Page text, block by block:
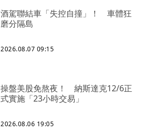
酒駕聯結車「失控自撞」！ 車體狂
磨分隔島
2026.08.07 09:15
操盤美股免熬夜！ 納斯達克12/6正
式實施「23小時交易」
2026.08.06 19:05